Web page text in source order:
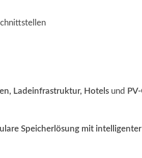
Ladeinfrastruktur, Hotels und
Speicherlösung mit